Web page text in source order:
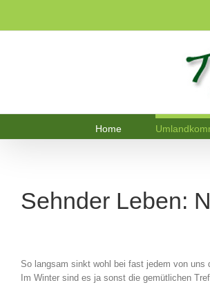
Home
Sehnder Leben:
So langsam sinkt wohl bei fast jedem von uns
Im Winter sind es ja sonst die gemütlichen